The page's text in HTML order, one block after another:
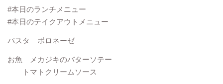
#本日のランチメニュー
#本日のテイクアウトメニュー
パスタ ボロネーゼ
お魚 メカジキのバターソテー
トマトクリームソース